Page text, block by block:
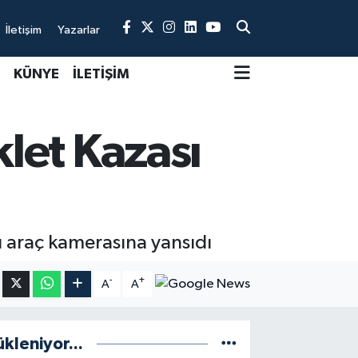
İletişim Yazarlar
KÜNYE İLETİŞİM
Kazası
kamerasına yansıdı
A- A+